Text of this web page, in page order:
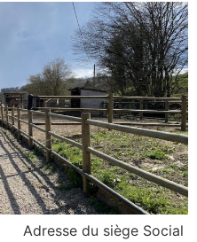
du siège Social